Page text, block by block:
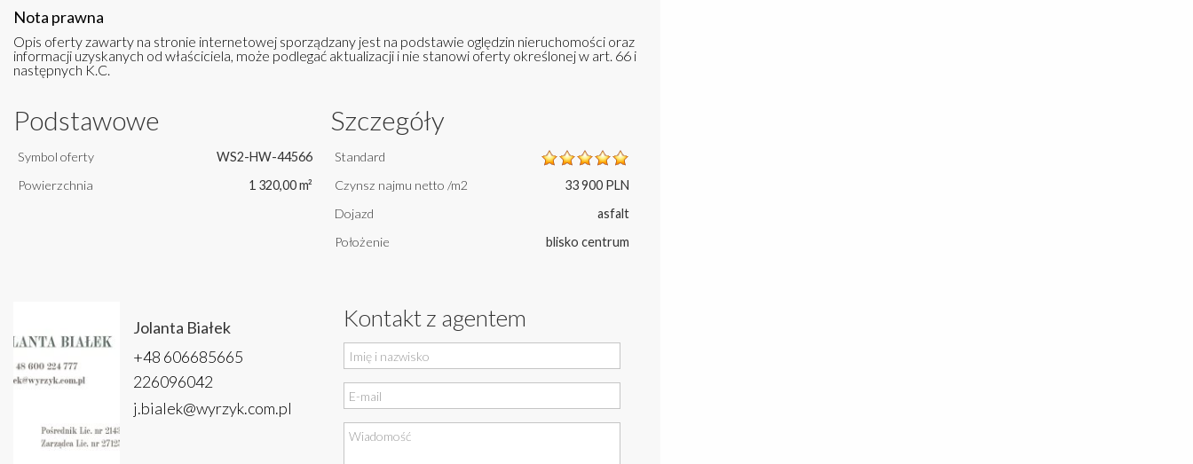
Nota prawna
Opis oferty zawarty na stronie internetowej sporządzany jest na podstawie oględzin nieruchomości oraz
informacji uzyskanych od właściciela, może podlegać aktualizacji i nie stanowi oferty określonej w art. 66 i
następnych K.C.
Podstawowe
Symbol oferty
WS2-HW-44566
Powierzchnia
1 320,00 m²
Szczegóły
Standard
Czynsz najmu netto /m2
33 900 PLN
Dojazd
asfalt
Położenie
blisko centrum
Jolanta Białek
+48 606685665
226096042
j.bialek@wyrzyk.com.pl
Kontakt z agentem